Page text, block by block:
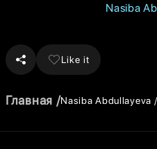
Nasiba
Like it
Главная Nasiba Abdullayeva